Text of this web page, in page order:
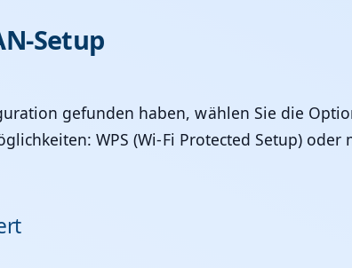
Setup
gefunden haben, wählen Sie die
WPS (Wi-Fi Protected Setup)